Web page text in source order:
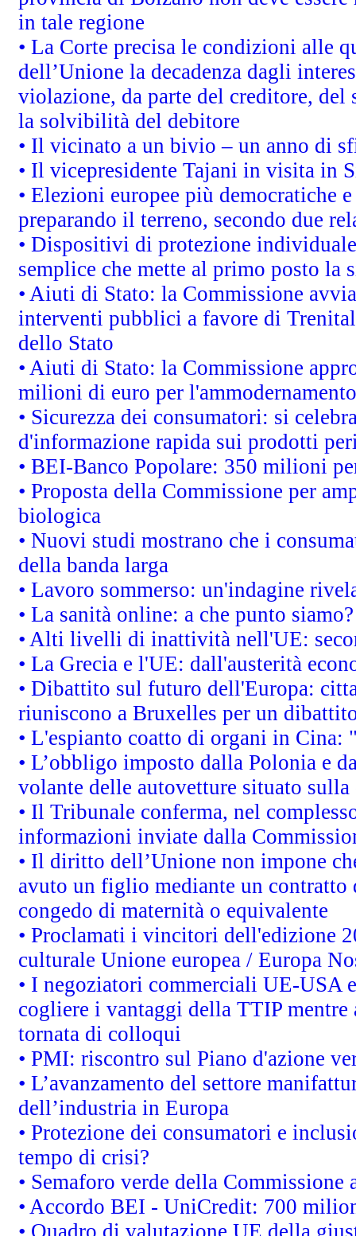
in tale regione
• La Corte precisa le condizioni alle
dell’Unione la decadenza dagli
violazione, da parte del creditore,
la solvibilità del debitore
• Il vicinato a un bivio – un anno di
• Il vicepresidente Tajani in visita in
• Elezioni europee più democratiche
preparando il terreno, secondo due
• Dispositivi di protezione
semplice che mette al primo posto la
• Aiuti di Stato: la Commissione
interventi pubblici a favore di
dello Stato
• Aiuti di Stato: la Commissione
milioni di euro per
• Sicurezza dei consumatori: si
d'informazione rapida sui prodotti
• BEI-Banco Popolare: 350 milioni
• Proposta della Commissione per
biologica
• Nuovi studi mostrano che i
della banda larga
• Lavoro sommerso: un'indagine
• La sanità online: a che punto siamo?
• Alti livelli di inattività nell'UE:
• La Grecia e l'UE: dall'austerità
• Dibattito sul futuro dell'Europa:
riuniscono a Bruxelles per un
• L'espianto coatto di organi in Cina:
• L’obbligo imposto dalla Polonia e
volante delle autovetture situato
• Il Tribunale conferma, nel
informazioni inviate dalla
• Il diritto dell’Unione non impone
avuto un figlio mediante un
congedo di maternità o equivalente
• Proclamati i vincitori dell'edizione
culturale Unione europea / Europa
• I negoziatori commerciali UE-USA
cogliere i vantaggi della TTIP
tornata di colloqui
• PMI: riscontro sul Piano d'azione
• L’avanzamento del settore
dell’industria in Europa
• Protezione dei consumatori e
tempo di crisi?
• Semaforo verde della
• Accordo BEI - UniCredit: 700
• Quadro di valutazione UE della